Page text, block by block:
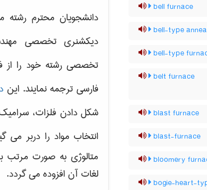
bell furnace
bell-type
bell-type
belt furnace
blast furnace
blast-furnace
bloomery
bogie-heart-
دانشجویان محترم رشته
دیکشنری تخصصی
تخصصی رشته خود را از
فارسی ترجمه نمایند. این
شکل دادن فلزات،
انتخاب مواد را دربر می
متالوژی به صورت مرتب
لغات آن افزوده می گردد.